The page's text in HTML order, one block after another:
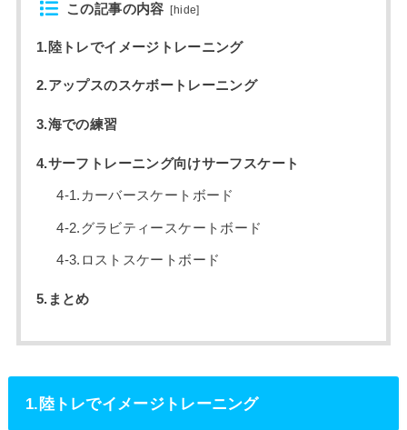
この記事の内容 [hide]
1.陸トレでイメージトレーニング
2.アップスのスケボートレーニング
3.海での練習
4.サーフトレーニング向けサーフスケート
4-1.カーバースケートボード
4-2.グラビティースケートボード
4-3.ロストスケートボード
5.まとめ
1.陸トレでイメージトレーニング